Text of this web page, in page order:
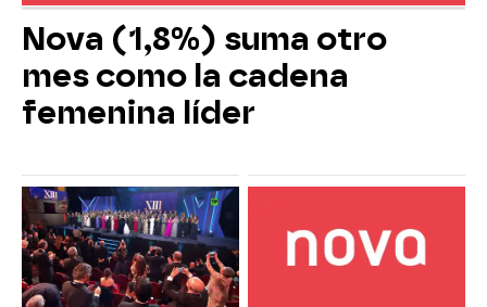
Nova (1,8%) suma otro
mes como la cadena
femenina líder